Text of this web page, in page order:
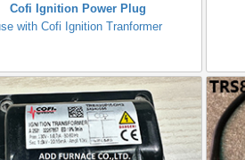
Cofi Ignition Power Plug
with Cofi Ignition Tranformer